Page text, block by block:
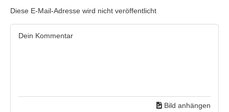
Diese E-Mail-Adresse wird nicht veröffentlicht
Bild anhängen